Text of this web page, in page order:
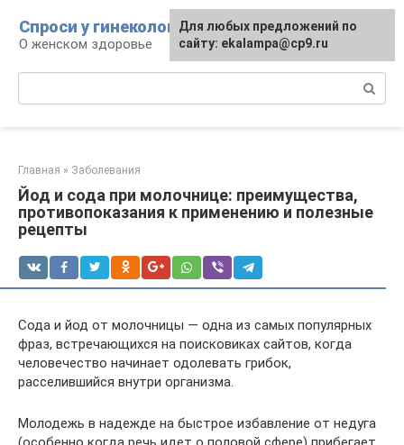
контенту
Спроси у гинеколога
О женском здоровье
Главная » Заболевания
Йод и сода при молочнице: преимущества,
противопоказания к применению и полезные
рецепты
Сода и йод от молочницы — одна из самых популярных
фраз, встречающихся на поисковиках сайтов, когда
человечество начинает одолевать грибок,
расселившийся внутри организма.
Молодежь в надежде на быстрое избавление от недуга
Для любых предложений по
сайту: ekalampa@cp9.ru